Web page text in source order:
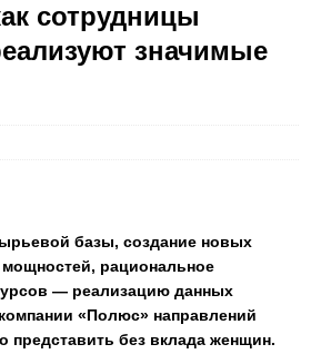
сотрудницы
значимые
базы, создание новых
рациональное
— реализацию данных
«Полюс» направлений
представить без вклада женщин.